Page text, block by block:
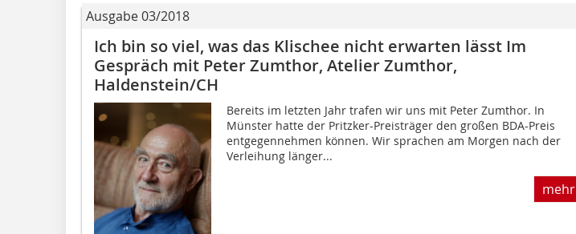
Ausgabe 03/2018
Ich bin so viel, was das Klischee nicht erwarten lässt Im
Gespräch mit Peter Zumthor, Atelier Zumthor,
Haldenstein/CH
Bereits im letzten Jahr trafen wir uns mit Peter Zumthor. In
Münster hatte der Pritzker-Preisträger den großen BDA-Preis
entgegennehmen können. Wir sprachen am Morgen nach der
Verleihung länger...
mehr